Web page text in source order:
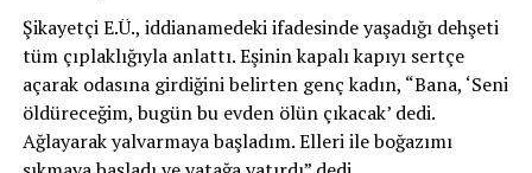
Şikayetçi E.Ü., iddianamedeki ifadesinde yaşadığı dehşeti
tüm çıplaklığıyla anlattı. Eşinin kapalı kapıyı sertçe
açarak odasına girdiğini belirten genç kadın, “Bana, ‘Seni
öldüreceğim, bugün bu evden ölün çıkacak’ dedi.
Ağlayarak yalvarmaya başladım. Elleri ile boğazımı